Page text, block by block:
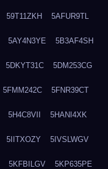
59T11ZKH 5AFUR9TL
5AY4N3YE 5B3AF4SH
5DKYT31C 5DM253CG
5FMM242C 5FNR39CT
5H4C8VII 5HANI4XK
5IITXOZY 5IVSLWGV
5KFBILGV 5KP635PE